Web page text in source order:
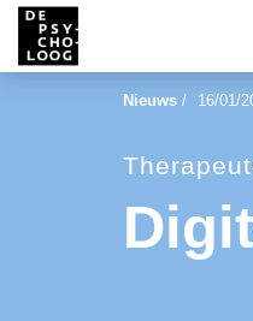
Nieuws / 16/01/